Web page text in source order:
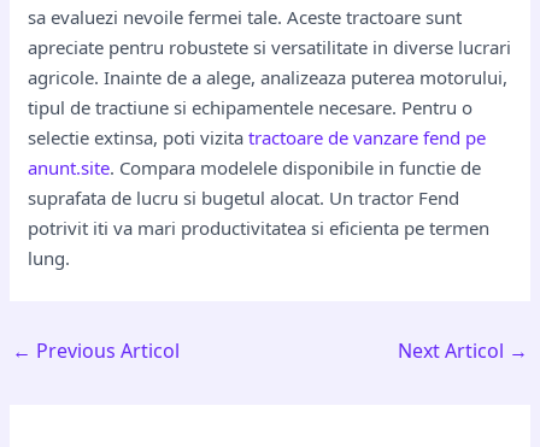
sa evaluezi nevoile fermei tale. Aceste tractoare sunt
apreciate pentru robustete si versatilitate in diverse lucrari
agricole. Inainte de a alege, analizeaza puterea motorului,
tipul de tractiune si echipamentele necesare. Pentru o
selectie extinsa, poti vizitatractoare de vanzare fend pe
anunt.site. Compara modelele disponibile in functie de
suprafata de lucru si bugetul alocat. Un tractor Fend
potrivit iti va mari productivitatea si eficienta pe termen
lung.
← Previous Articol Next Articol →